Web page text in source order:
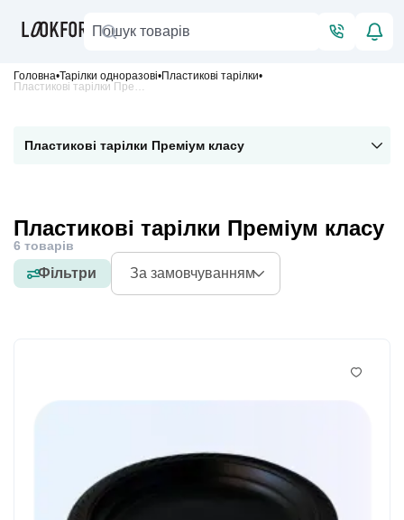
Головна Тарілки одноразові Пластикові тарілки
Пластикові тарілки Преміум класу
Пластикові тарілки Преміум класу
Пластикові тарілки Преміум класу
6 товарів
Фільтри За замовчуванням